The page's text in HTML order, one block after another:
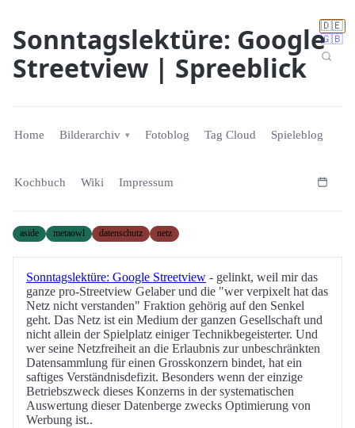
🇩🇪
🇬🇧
Sonntagslektüre: Google
Streetview | Spreeblick
Home Bilderarchiv Fotoblog Tag Cloud Spieleblog
Kochbuch Wiki Impressum
aside metaowl datenschutz netz
Sonntagslektüre: Google Streetview - gelinkt, weil mir das
ganze pro-Streetview Gelaber und die "wer verpixelt hat das
Netz nicht verstanden" Fraktion gehörig auf den Senkel
geht. Das Netz ist ein Medium der ganzen Gesellschaft und
nicht allein der Spielplatz einiger Technikbegeisterter. Und
wer seine Netzfreiheit an die Erlaubnis zur unbeschränkten
Datensammlung für einen Grosskonzern bindet, hat ein
saftiges Verständnisdefizit. Besonders wenn der einzige
Betriebszweck dieses Konzerns in der systematischen
Auswertung dieser Datenberge zwecks Optimierung von
Werbung ist..